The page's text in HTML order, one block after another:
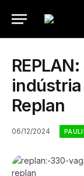
indústria
Replan
06/12/2024